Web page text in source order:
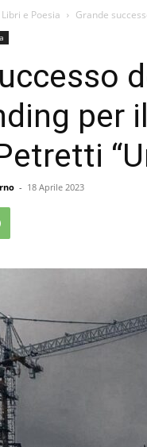
Libri e Poesia Grande
per
- 18 Aprile 2023